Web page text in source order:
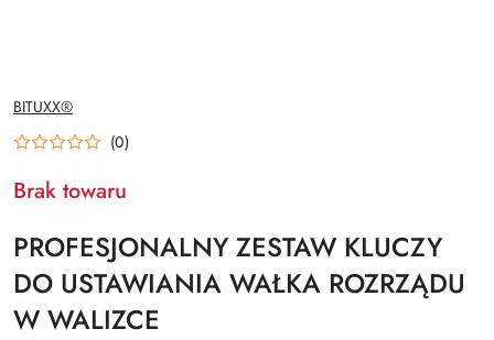
NAZWA
PRODUCENTA:
BITUXX®
(0)
Brak towaru
PROFESJONALNY ZESTAW KLUCZY
DO USTAWIANIA WAŁKA ROZRZĄDU
W WALIZCE